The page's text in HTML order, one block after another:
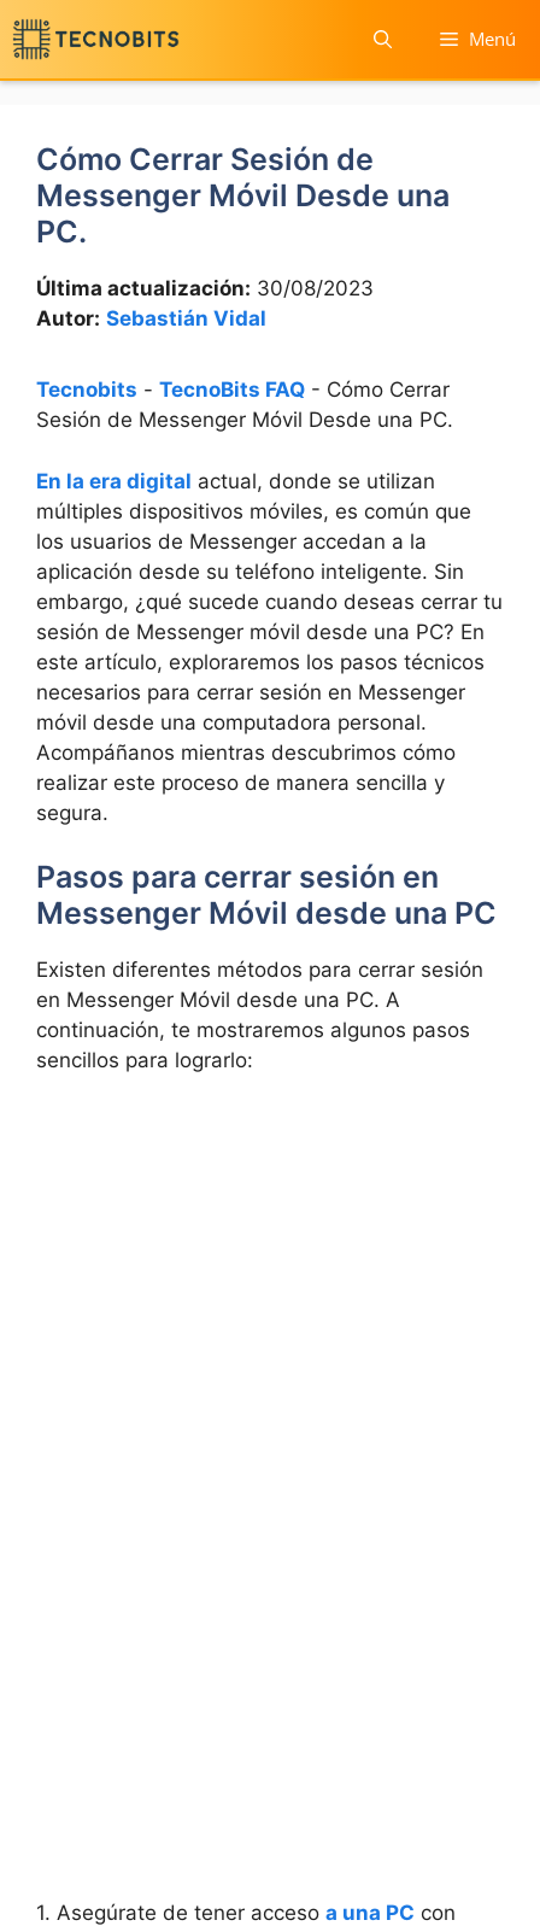
Saltar
al
contenido
Menú
Cómo Cerrar Sesión de
Messenger Móvil Desde una
PC.
Última actualización: 30/08/2023
Autor: Sebastián Vidal
Tecnobits - TecnoBits FAQ - Cómo Cerrar
Sesión de Messenger Móvil Desde una PC.
En la era digital actual, donde se utilizan⁤
múltiples dispositivos móviles, es ⁢común que
los usuarios de Messenger ‌accedan a la
aplicación desde⁢ su teléfono inteligente. Sin
embargo, ¿qué sucede cuando deseas ‌cerrar tu⁣
sesión de Messenger móvil​ desde una PC? En
este artículo, exploraremos los pasos⁤ técnicos
necesarios para cerrar sesión ‍en Messenger
móvil desde una⁣ computadora personal.
Acompáñanos mientras descubrimos cómo
realizar este⁤ proceso de ⁤manera sencilla y
segura.
Pasos⁢ para cerrar ‍sesión en
Messenger ⁢Móvil desde una PC
Existen diferentes métodos para cerrar sesión
en Messenger Móvil desde una​ PC. ‌A
continuación, te mostraremos algunos ⁢pasos
sencillos para lograrlo:
1. Asegúrate de‌ tener‍ acceso a una PC con